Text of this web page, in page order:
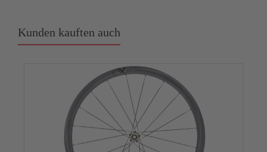
Kunden kauften auch